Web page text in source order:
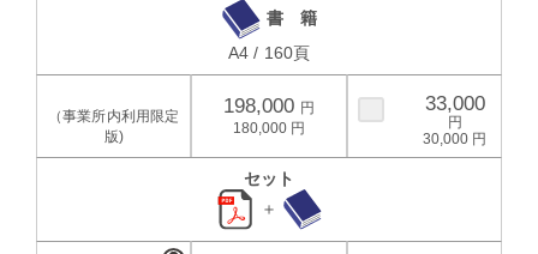
書 籍
A4 / 160頁
198,000
180,000
33,000
30,000
セット
＋